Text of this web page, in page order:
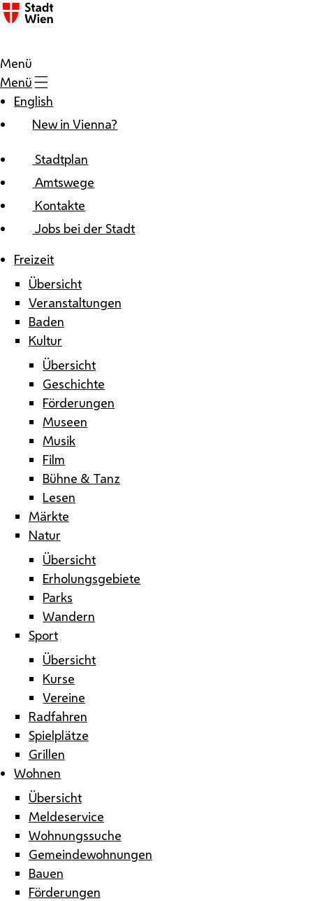
Zum Inhalt
Menü
Menü
English
New in Vienna?
Stadtplan
Amtswege
Kontakte
Jobs bei der Stadt
Freizeit
Übersicht
Veranstaltungen
Baden
Kultur
Übersicht
Geschichte
Förderungen
Museen
Musik
Film
Bühne & Tanz
Lesen
Märkte
Natur
Übersicht
Erholungsgebiete
Parks
Wandern
Sport
Übersicht
Kurse
Vereine
Radfahren
Spielplätze
Grillen
Wohnen
Übersicht
Meldeservice
Wohnungssuche
Gemeindewohnungen
Bauen
Förderungen